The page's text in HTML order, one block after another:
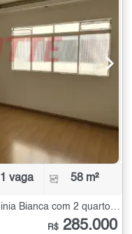
1 vaga 58 m²
R$ 285.000